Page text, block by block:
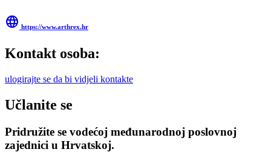
language https://www.arthrex.hr
Kontakt osoba:
ulogirajte se da bi vidjeli kontakte
Učlanite se
Pridružite se vodećoj međunarodnoj poslovnoj
zajednici u Hrvatskoj.